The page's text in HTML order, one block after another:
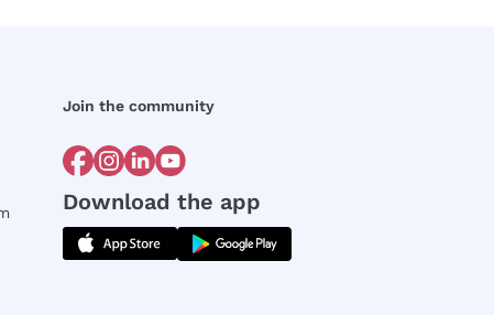
Join the community
Download the app